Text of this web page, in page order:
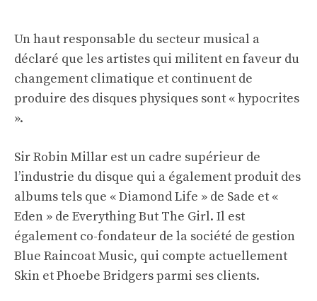
Un haut responsable du secteur musical a
déclaré que les artistes qui militent en faveur du
changement climatique et continuent de
produire des disques physiques sont « hypocrites
».
Sir Robin Millar est un cadre supérieur de
l’industrie du disque qui a également produit des
albums tels que « Diamond Life » de Sade et «
Eden » de Everything But The Girl. Il est
également co-fondateur de la société de gestion
Blue Raincoat Music, qui compte actuellement
Skin et Phoebe Bridgers parmi ses clients.